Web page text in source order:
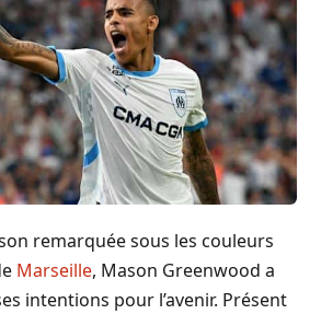
remarquée sous les couleurs
Marseille, Mason Greenwood a
intentions pour l’avenir. Présent